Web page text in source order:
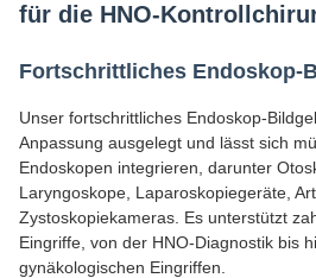
für die HNO-
Fortschrittliches Endoskop-
Unser fortschrittliches Endoskop-
Anpassung ausgelegt und lässt sich
Endoskopen integrieren, darunter
Laryngoskope, Laparoskopiegeräte,
Zystoskopiekameras. Es unterstützt
Eingriffe, von der HNO-Diagnostik bis
gynäkologischen Eingriffen.